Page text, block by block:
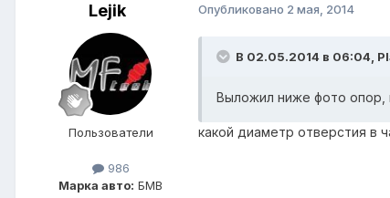
Lejik
Пользователи
986
Марка авто: БМВ
Опубликовано 2 мая, 2014
В 02.05.2014 в 06:04,
Выложил ниже фото опор,
какой диаметр отверстия в